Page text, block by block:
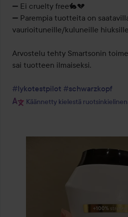
➖️ Ei cruelty free🐇💔
➖️ Parempia tuotteita on
vaurioituneille/kuluneille
Arvostelu tehty Smartsonin
sai tuotteen ilmaiseksi.
#lykotestpilot #schwarzkopf
Käännetty kielestä ruotsinkielinen